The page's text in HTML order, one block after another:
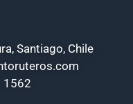
Santiago, Chile
1562